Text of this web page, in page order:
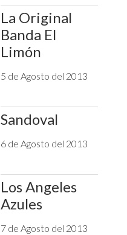
La Original
Banda El
Limón
5 de Agosto del 2013
Sandoval
6 de Agosto del 2013
Los Angeles
Azules
7 de Agosto del 2013